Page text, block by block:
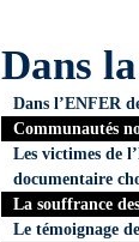
Dans
Dans l’ENFER
Communautés
Les victimes de
documentaire
La souffrance
Le témoignage